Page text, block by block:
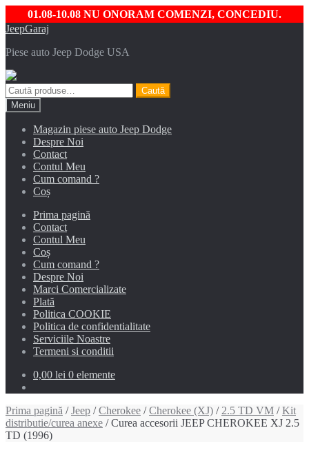
01.08-10.08 NU ONORAM COMENZI, CONCEDIU.
Sari
navigare
Sari
conținut
JeepGaraj
Piese auto Jeep Dodge USA
Caută
după:
Caută
Meniu
Magazin piese auto Jeep Dodge
Despre Noi
Contact
Contul Meu
Cum comand ?
Coș
Prima pagină
Contact
Contul Meu
Coș
Cum comand ?
Despre Noi
Marci Comercializate
Plată
Politica COOKIE
Politica de confidentialitate
Serviciile Noastre
Termeni si conditii
0,00 lei 0 elemente
Prima pagină /Jeep /Cherokee /Cherokee (XJ) / 2.5 TD VM /Kit
distributie/curea anexe / Curea accesorii JEEP CHEROKEE XJ 2.5
TD (1996)